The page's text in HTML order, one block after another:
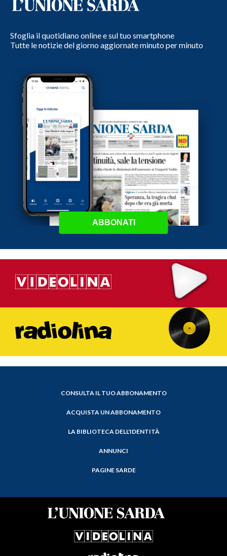
Sfoglia il quotidiano online e sul tuo smartphone
Tutte le notizie del giorno aggiornate minuto per minuto
ABBONATI
CONSULTA IL TUO ABBONAMENTO
ACQUISTA UN ABBONAMENTO
LA BIBLIOTECA DELL'IDENTITÀ
ANNUNCI
PAGINE SARDE